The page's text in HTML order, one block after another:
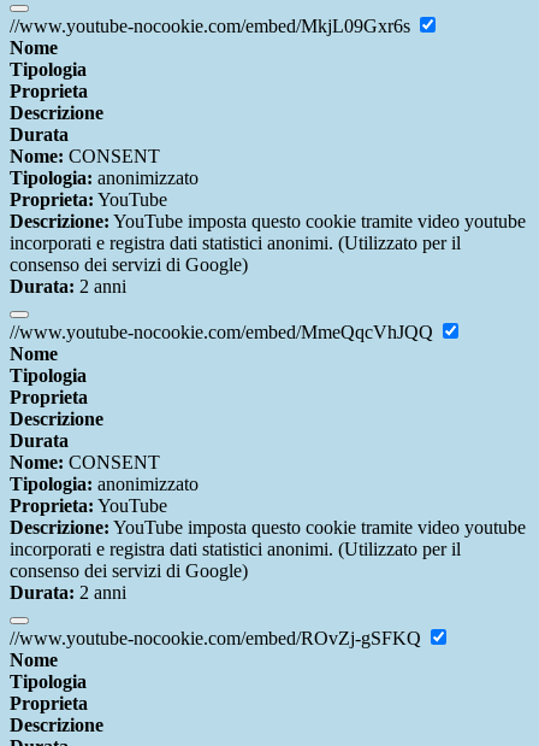
//www.youtube-nocookie.com/embed/MkjL09Gxr6s
Nome
Tipologia
Proprieta
Descrizione
Durata
Nome: CONSENT
Tipologia: anonimizzato
Proprieta: YouTube
Descrizione: YouTube imposta questo cookie tramite video youtube
incorporati e registra dati statistici anonimi. (Utilizzato per il
consenso dei servizi di Google)
Durata: 2 anni
//www.youtube-nocookie.com/embed/MmeQqcVhJQQ
Nome
Tipologia
Proprieta
Descrizione
Durata
Nome: CONSENT
Tipologia: anonimizzato
Proprieta: YouTube
Descrizione: YouTube imposta questo cookie tramite video youtube
incorporati e registra dati statistici anonimi. (Utilizzato per il
consenso dei servizi di Google)
Durata: 2 anni
//www.youtube-nocookie.com/embed/ROvZj-gSFKQ
Nome
Tipologia
Proprieta
Descrizione